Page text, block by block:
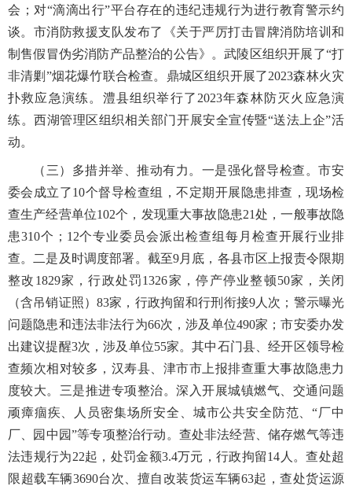
会；对“滴滴出行”平台存在的违纪违规行为进行教育警示约
谈。市消防救援支队发布了《关于严厉打击冒牌消防培训和
制售假冒伪劣消防产品整治的公告》。武陵区组织开展了“打
非清剿”烟花爆竹联合检查。鼎城区组织开展了2023森林火灾
扑救应急演练。澧县组织举行了2023年森林防灭火应急演
练。西湖管理区组织相关部门开展安全宣传暨“送法上企”活
动。
（三）多措并举、推动有力。一是强化督导检查。市安
委会成立了10个督导检查组，不定期开展隐患排查，现场检
查生产经营单位102个，发现重大事故隐患21处，一般事故隐
患310个；12个专业委员会派出检查组每月检查开展行业排
查。二是及时调度部署。截至9月底，各县市区上报责令限期
整改1829家，行政处罚1326家，停产停业整顿50家，关闭
（含吊销证照）83家，行政拘留和行刑衔接9人次；警示曝光
问题隐患和违法非法行为66次，涉及单位490家；市安委办发
出建议提醒3次，涉及单位55家。其中石门县、经开区领导检
查频次相对较多，汉寿县、津市市上报排查重大事故隐患力
度较大。三是推进专项整治。深入开展城镇燃气、交通问题
顽瘴痼疾、人员密集场所安全、城市公共安全防范、“厂中
厂、园中园”等专项整治行动。查处非法经营、储存燃气等违
法违规行为22起，处罚金额3.4万元，行政拘留14人。查处超
限超载车辆3690台次、擅自改装货运车辆63起，查处货运源